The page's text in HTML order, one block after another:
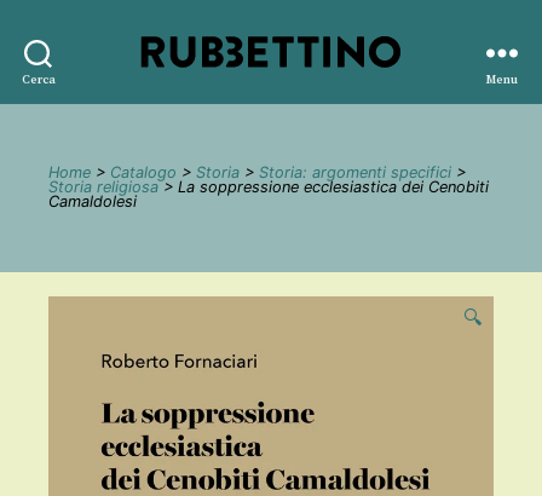
Cerca
editore
Menu
Home > Catalogo > Storia > Storia: argomenti specifici >
Storia religiosa> La soppressione ecclesiastica dei Cenobiti
Camaldolesi
🔍